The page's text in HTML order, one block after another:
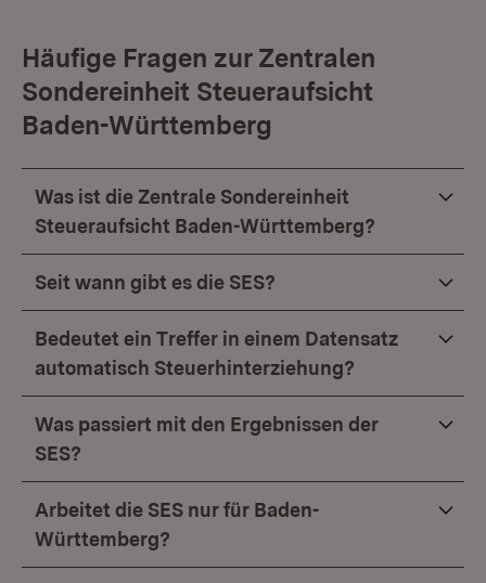
Häufige Fragen zur Zentralen
Sondereinheit Steueraufsicht
Baden-Württemberg
Was ist die Zentrale Sondereinheit
Steueraufsicht Baden-Württemberg?
Seit wann gibt es die SES?
Bedeutet ein Treffer in einem Datensatz
automatisch Steuerhinterziehung?
Was passiert mit den Ergebnissen der
SES?
Arbeitet die SES nur für Baden-
Württemberg?